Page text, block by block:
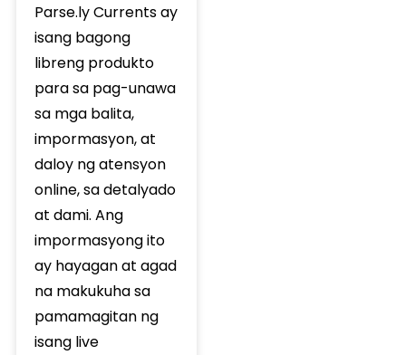
Parse.ly Currents ay
isang bagong
libreng produkto
para sa pag-unawa
sa mga balita,
impormasyon, at
daloy ng atensyon
online, sa detalyado
at dami. Ang
impormasyong ito
ay hayagan at agad
na makukuha sa
pamamagitan ng
isang live